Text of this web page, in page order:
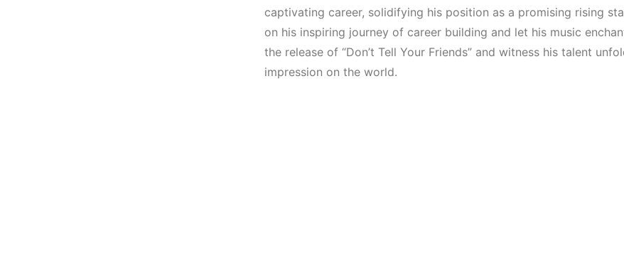
captivating career, solidifying his position as a promising rising
on his inspiring journey of career building and let his music
the release of “Don’t Tell Your Friends” and witness his talent
impression on the world.